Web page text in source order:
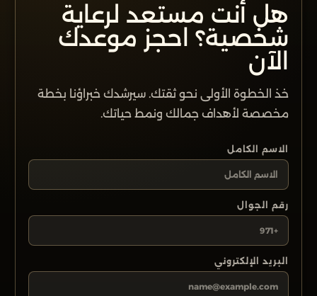
الاسم الكامل
رقم الجوال
البريد الإلكتروني
هل أنت مستعد لرعاية
شخصية؟ احجز موعدك
الآن
خذ الخطوة الأولى نحو ثقتك. سيرشدك خبراؤنا بخطة
مخصصة لأهداف جمالك ونمط حياتك.